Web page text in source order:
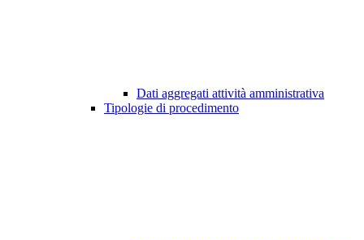
Dati aggregati attività amministrativa
Tipologie di procedimento